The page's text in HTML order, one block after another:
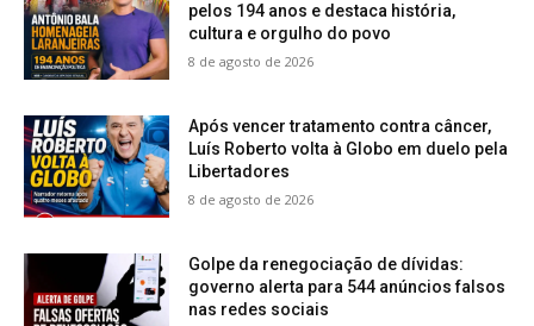
pelos 194 anos e destaca história,
cultura e orgulho do povo
8 de agosto de 2026
Após vencer tratamento contra câncer,
Luís Roberto volta à Globo em duelo pela
Libertadores
8 de agosto de 2026
Golpe da renegociação de dívidas:
governo alerta para 544 anúncios falsos
nas redes sociais